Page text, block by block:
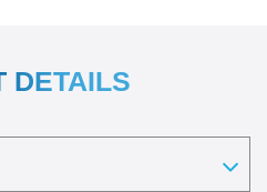
DETAILS